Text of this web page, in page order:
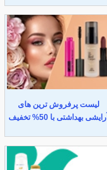
لیست پرفروش ترین های
آرایشی بهداشتی با 50% تخفیف